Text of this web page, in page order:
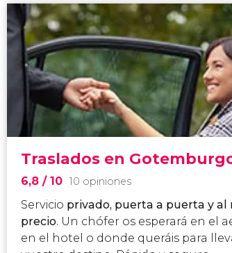
Traslados en
6,8/ 10 10 opiniones
Servicio privado, puerta a puerta y al
precio. Un chófer os esperará en el
en el hotel o donde queráis para